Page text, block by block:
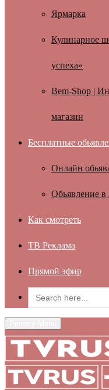
Ярмарка
Кулинарное
успеха»
Bem-Shop |
магазин
Бесплатные
Онлайн
Обьявление в
Как смотреть
ТВ Реклама
Прямой эфир
Search
for: